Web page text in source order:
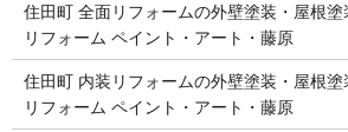
住田町 全面リフォームの外壁塗装・屋根
リフォーム ペイント・アート・藤原
住田町 内装リフォームの外壁塗装・屋根
リフォーム ペイント・アート・藤原